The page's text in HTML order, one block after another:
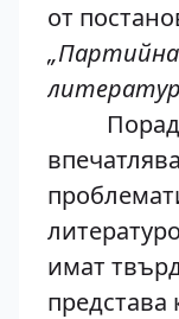
от
Поради
имат